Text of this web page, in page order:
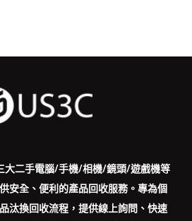
大二手電腦/手機/相機/鏡頭/遊戲機等
安全、便利的產品回收服務。專為個
汰換回收流程，提供線上詢問、快速